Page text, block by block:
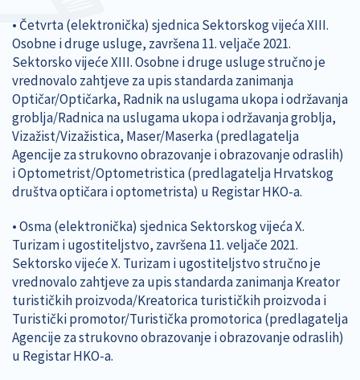
• Četvrta (elektronička) sjednica Sektorskog vijeća XIII.
Osobne i druge usluge, završena 11. veljače 2021.
Sektorsko vijeće XIII. Osobne i druge usluge stručno je
vrednovalo zahtjeve za upis standarda zanimanja
Optičar/Optičarka, Radnik na uslugama ukopa i održavanja
groblja/Radnica na uslugama ukopa i održavanja groblja,
Vizažist/Vizažistica, Maser/Maserka (predlagatelja
Agencije za strukovno obrazovanje i obrazovanje odraslih)
i Optometrist/Optometristica (predlagatelja Hrvatskog
društva optičara i optometrista) u Registar HKO-a.
• Osma (elektronička) sjednica Sektorskog vijeća X.
Turizam i ugostiteljstvo, završena 11. veljače 2021.
Sektorsko vijeće X. Turizam i ugostiteljstvo stručno je
vrednovalo zahtjeve za upis standarda zanimanja Kreator
turističkih proizvoda/Kreatorica turističkih proizvoda i
Turistički promotor/Turistička promotorica (predlagatelja
Agencije za strukovno obrazovanje i obrazovanje odraslih)
u Registar HKO-a.